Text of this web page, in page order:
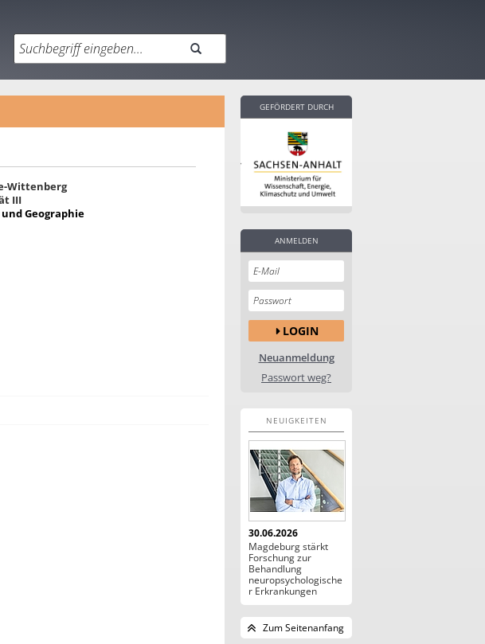
Wittenberg
III
Geographie
GEFÖRDERT DURCH
ANMELDEN
LOGIN
Neuanmeldung
Passwort weg?
NEUIGKEITEN
30.06.2026
Magdeburg stärkt
Forschung zur
Behandlung
neuropsychologische
r Erkrankungen
Zum Seitenanfang